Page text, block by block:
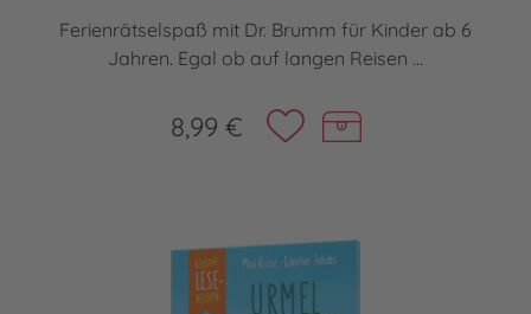
Ferienrätselspaß mit Dr. Brumm für Kinder ab 6
Jahren. Egal ob auf langen Reisen ...
8,99 €